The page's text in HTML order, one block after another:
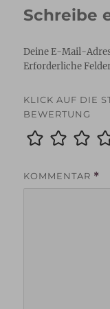
Schreibe
Deine E-Mail-
Erforderliche
KLICK AUF DIE
BEWERTUNG
KOMMENTAR *